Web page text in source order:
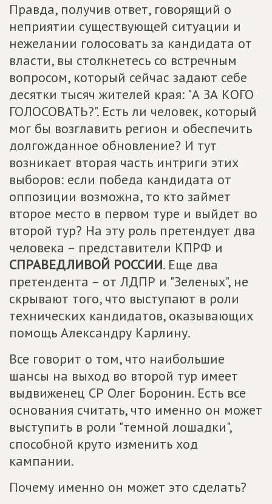
Правда, получив ответ, говорящий о
неприятии существующей ситуации и
нежелании голосовать за кандидата от
власти, вы столкнетесь со встречным
вопросом, который сейчас задают себе
десятки тысяч жителей края: "А ЗА КОГО
ГОЛОСОВАТЬ?". Есть ли человек, который
мог бы возглавить регион и обеспечить
долгожданное обновление? И тут
возникает вторая часть интриги этих
выборов: если победа кандидата от
оппозиции возможна, то кто займет
второе место в первом туре и выйдет во
второй тур? На эту роль претендует два
человека – представители КПРФ и
СПРАВЕДЛИВОЙ РОССИИ. Еще два
претендента – от ЛДПР и "Зеленых", не
скрывают того, что выступают в роли
технических кандидатов, оказывающих
помощь Александру Карлину.
Все говорит о том, что наибольшие
шансы на выход во второй тур имеет
выдвиженец СР Олег Боронин. Есть все
основания считать, что именно он может
выступить в роли "темной лошадки",
способной круто изменить ход
кампании.
Почему именно он может это сделать?